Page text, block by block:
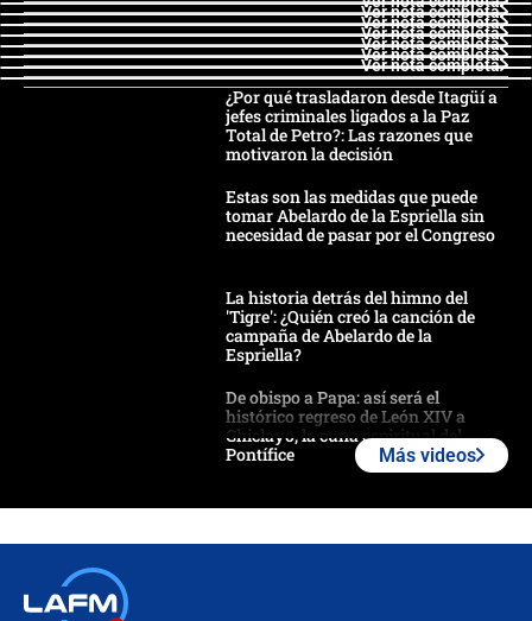
Ver nota completa
Ver nota completa
Ver nota completa
Ver nota completa
Ver nota completa
Ver nota completa
¿Por qué trasladaron desde Itagüí a
jefes criminales ligados a la Paz
Total de Petro?: Las razones que
motivaron la decisión
Estas son las medidas que puede
tomar Abelardo de la Espriella sin
necesidad de pasar por el Congreso
La historia detrás del himno del
'Tigre': ¿Quién creó la canción de
campaña de Abelardo de la
Espriella?
De obispo a Papa: así será el
histórico regreso de León XIV a
Chiclayo, la cuna espiritual del
Pontífice
Más videos